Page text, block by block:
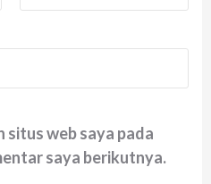
situs web saya pada
saya berikutnya.